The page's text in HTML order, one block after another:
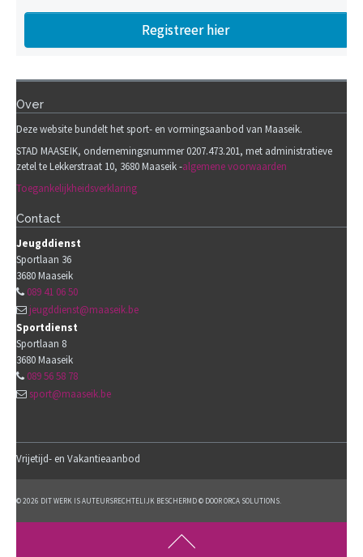
Registreer hier
Over
Deze website bundelt het sport- en vormingsaanbod van Maaseik.
STAD MAASEIK, ondernemingsnummer 0207.473.201, met administratieve
zetel te Lekkerstraat 10, 3680 Maaseik -algemene voorwaarden
Toegankelijkheidsverklaring
Contact
Jeugddienst
Sportlaan 36
3680Maaseik
089 41 06 50
jeugddienst@maaseik.be
Sportdienst
Sportlaan 8
3680Maaseik
089 56 58 78
sport@maaseik.be
Vrijetijd- en Vakantieaanbod
© 2026 DIT WERK IS AUTEURSRECHTELIJK BESCHERMD © DOOR ORCA SOLUTIONS.